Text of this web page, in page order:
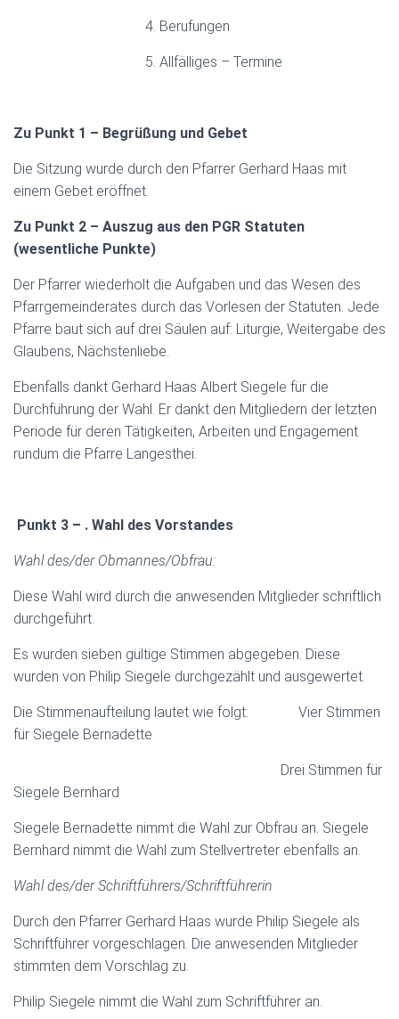
4. Berufungen
5. Allfälliges – Termine
Zu Punkt 1 – Begrüßung und Gebet
Die Sitzung wurde durch den Pfarrer Gerhard Haas mit
einem Gebet eröffnet.
Zu Punkt 2 – Auszug aus den PGR Statuten
(wesentliche Punkte)
Der Pfarrer wiederholt die Aufgaben und das Wesen des
Pfarrgemeinderates durch das Vorlesen der Statuten. Jede
Pfarre baut sich auf drei Säulen auf: Liturgie, Weitergabe des
Glaubens, Nächstenliebe.
Ebenfalls dankt Gerhard Haas Albert Siegele für die
Durchführung der Wahl. Er dankt den Mitgliedern der letzten
Periode für deren Tätigkeiten, Arbeiten und Engagement
rundum die Pfarre Langesthei.
Punkt 3 – . Wahl des Vorstandes
Wahl des/der Obmannes/Obfrau:
Diese Wahl wird durch die anwesenden Mitglieder schriftlich
durchgeführt.
Es wurden sieben gültige Stimmen abgegeben. Diese
wurden von Philip Siegele durchgezählt und ausgewertet.
Die Stimmenaufteilung lautet wie folgt: Vier Stimmen
für Siegele Bernadette
Drei Stimmen für
Siegele Bernhard
Siegele Bernadette nimmt die Wahl zur Obfrau an. Siegele
Bernhard nimmt die Wahl zum Stellvertreter ebenfalls an.
Wahl des/der Schriftführers/Schriftführerin
Durch den Pfarrer Gerhard Haas wurde Philip Siegele als
Schriftführer vorgeschlagen. Die anwesenden Mitglieder
stimmten dem Vorschlag zu.
Philip Siegele nimmt die Wahl zum Schriftführer an.